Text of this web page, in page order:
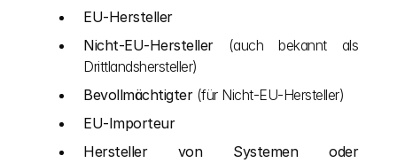
EU-Hersteller
Nicht-EU-Hersteller (auch bekannt als
Drittlandshersteller)
Bevollmächtigter (für Nicht-EU-Hersteller)
EU-Importeur
Hersteller von Systemen oder